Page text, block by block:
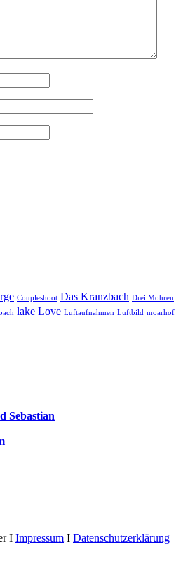
Coupleshoot Das Kranzbach Drei Mohren
lake Love Luftaufnahmen Luftbild moarhof
Sebastian
I Impressum I Datenschutzerklärung